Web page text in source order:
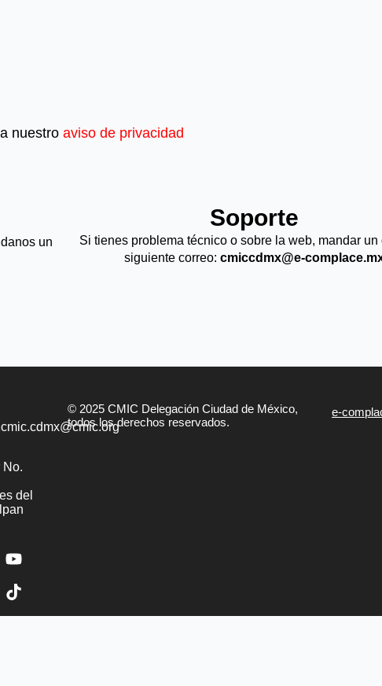
nuestro aviso de privacidad
un
Soporte
Si tienes problema técnico o sobre la web, mandar un
siguiente correo: cmiccdmx@e-
No.
del
© 2025 CMIC Delegación Ciudad de México,
todos los derechos reservados.
e-